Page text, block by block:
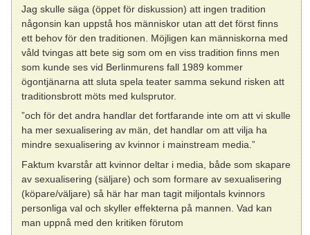
Jag skulle säga (öppet för diskussion) att ingen tradition
någonsin kan uppstå hos människor utan att det först finns
ett behov för den traditionen. Möjligen kan människorna med
våld tvingas att bete sig som om en viss tradition finns men
som kunde ses vid Berlinmurens fall 1989 kommer
ögontjänarna att sluta spela teater samma sekund risken att
traditionsbrott möts med kulsprutor.
”och för det andra handlar det fortfarande inte om att vi skulle
ha mer sexualisering av män, det handlar om att vilja ha
mindre sexualisering av kvinnor i mainstream media.”
Faktum kvarstår att kvinnor deltar i media, både som skapare
av sexualisering (säljare) och som formare av sexualisering
(köpare/väljare) så här har man tagit miljontals kvinnors
personliga val och skyller effekterna på mannen. Vad kan
man uppnå med den kritiken förutom